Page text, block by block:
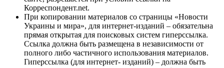
Корреспондент.net.
При копировании материалов со страницы «Новости
Украины и мира», для интернет-изданий – обязательна
прямая открытая для поисковых систем гиперссылка.
Ссылка должна быть размещена в независимости от
полного либо частичного использования материалов.
Гиперссылка (для интернет- изданий) – должна быть